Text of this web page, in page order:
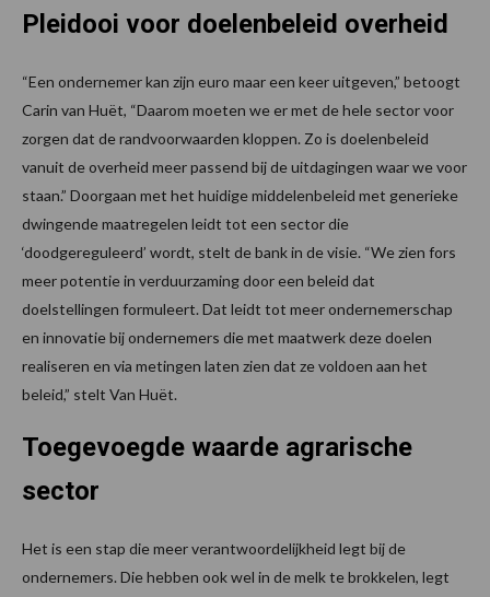
Pleidooi voor doelenbeleid overheid
“Een ondernemer kan zijn euro maar een keer uitgeven,” betoogt
Carin van Huët, “Daarom moeten we er met de hele sector voor
zorgen dat de randvoorwaarden kloppen. Zo is doelenbeleid
vanuit de overheid meer passend bij de uitdagingen waar we voor
staan.” Doorgaan met het huidige middelenbeleid met generieke
dwingende maatregelen leidt tot een sector die
‘doodgereguleerd’ wordt, stelt de bank in de visie. “We zien fors
meer potentie in verduurzaming door een beleid dat
doelstellingen formuleert. Dat leidt tot meer ondernemerschap
en innovatie bij ondernemers die met maatwerk deze doelen
realiseren en via metingen laten zien dat ze voldoen aan het
beleid,” stelt Van Huët.
Toegevoegde waarde agrarische
sector
Het is een stap die meer verantwoordelijkheid legt bij de
ondernemers. Die hebben ook wel in de melk te brokkelen, legt